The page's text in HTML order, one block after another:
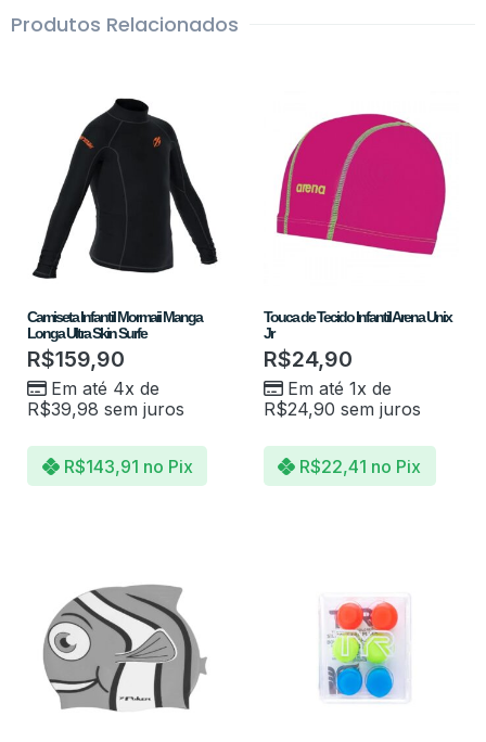
Produtos Relacionados
Camiseta Infantil Mormaii Manga
Longa Ultra Skin Surfe
R$159,90
Em até 4x de
R$39,98 sem juros
R$143,91 no Pix
Touca de Tecido Infantil Arena Unix
Jr
R$24,90
Em até 1x de
R$24,90 sem juros
R$22,41 no Pix